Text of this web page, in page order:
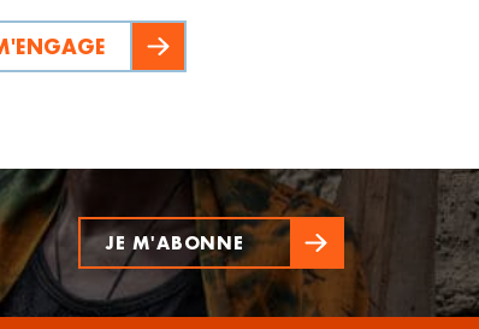
JE M'ABONNE